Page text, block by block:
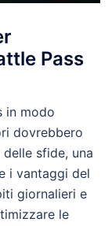
Pass
in modo
dovrebbero
sfide, una
i vantaggi del
giornalieri e
le